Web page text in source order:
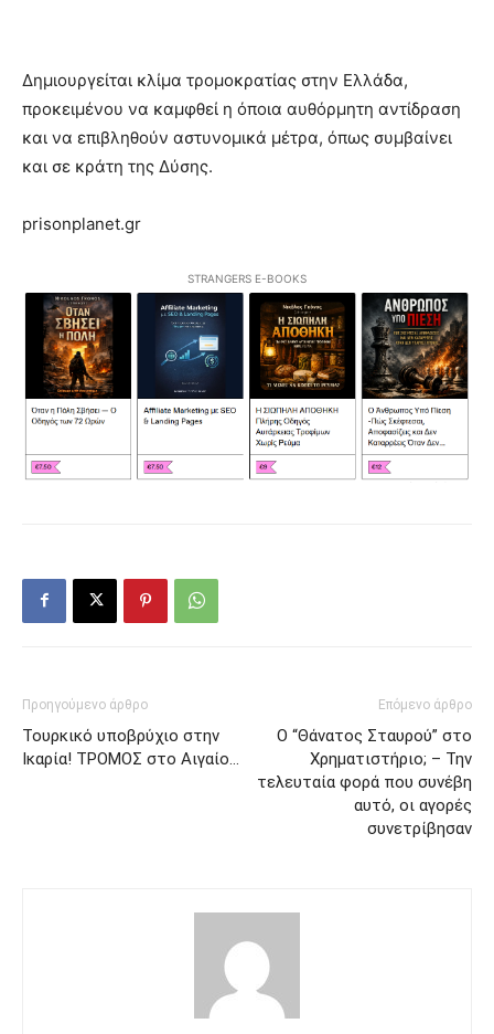
Δημιουργείται κλίμα τρομοκρατίας στην Ελλάδα,
προκειμένου να καμφθεί η όποια αυθόρμητη αντίδραση
και να επιβληθούν αστυνομικά μέτρα, όπως συμβαίνει
και σε κράτη της Δύσης.
prisonplanet.gr
STRANGERS E-BOOKS
Προηγούμενο άρθρο
Τουρκικό υποβρύχιο στην
Ικαρία! ΤΡΟΜΟΣ στο Αιγαίο…
Επόμενο άρθρο
Ο “Θάνατος Σταυρού” στο
Χρηματιστήριο; – Την
τελευταία φορά που συνέβη
αυτό, οι αγορές
συνετρίβησαν